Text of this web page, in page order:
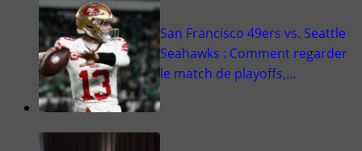
San Francisco 49ers vs. Seattle
Seahawks : Comment regarder
le match de playoffs,…